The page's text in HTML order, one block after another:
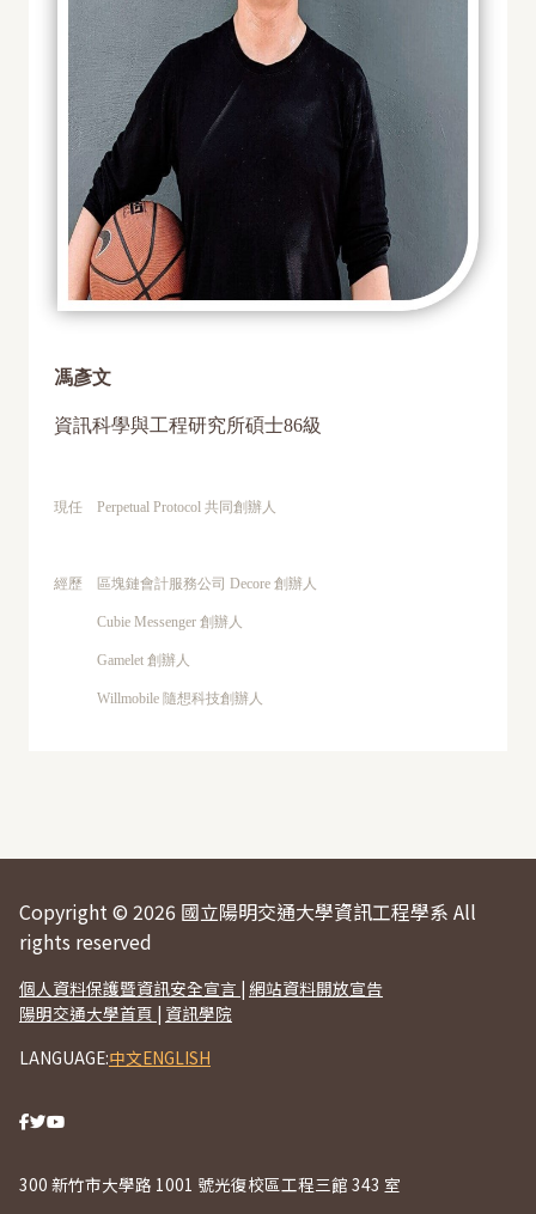
馮彥文
資訊科學與工程研究所碩士86級
現任 Perpetual Protocol 共同創辦人
經歷 區塊鏈會計服務公司 Decore 創辦人
Cubie Messenger 創辦人
Gamelet 創辦人
Willmobile 隨想科技創辦人
Copyright © 2026 國立陽明交通大學資訊工程學系 All
rights reserved
個人資料保護暨資訊安全宣言 | 網站資料開放宣告
陽明交通大學首頁 | 資訊學院
LANGUAGE:中文ENGLISH
300 新竹市大學路 1001 號光復校區工程三館 343 室